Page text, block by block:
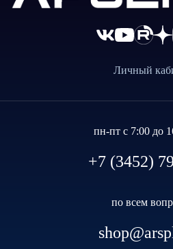
Личный
пн-пт с 7:00 до
+7 (3452)
по всем